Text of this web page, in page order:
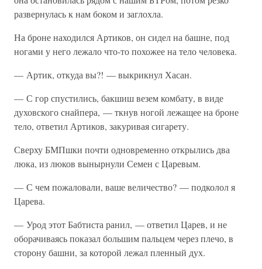
развернулась к нам боком и заглохла.
На броне находился Артиков, он сидел на башне, под
ногами у него лежало что-то похожее на тело человека.
— Артик, откуда вы?! — выкрикнул Хасан.
— С гор спустились, бакшиш везем комбату, в виде
духовского снайпера, — ткнув ногой лежащее на броне
тело, ответил Артиков, закуривая сигарету.
Сверху БМПшки почти одновременно открылись два
люка, из люков вынырнули Семен с Царевым.
— С чем пожаловали, ваше величество? — подколол я
Царева.
— Урод этот Бабтиста ранил, — ответил Царев, и не
оборачиваясь показал большим пальцем через плечо, в
сторону башни, за которой лежал пленный дух.